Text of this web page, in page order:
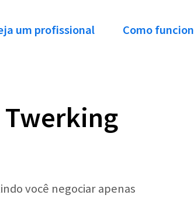
um profissional Como
Twerking
você negociar apenas